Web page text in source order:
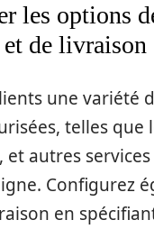
les options
de livraison
une variété
telles que
et autres
Configurez
en